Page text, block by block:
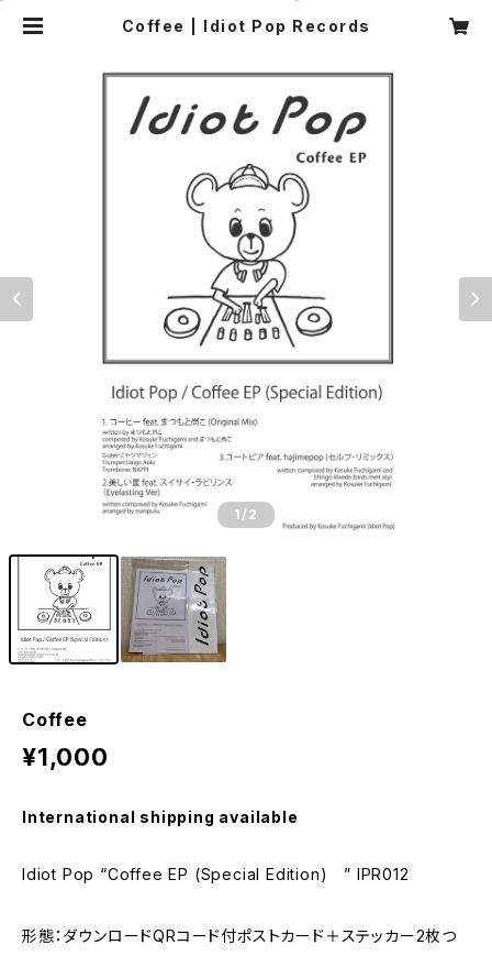
Coffee | Idiot Pop Records
1 /2
Coffee
¥1,000
International shipping available
Idiot Pop “Coffee EP (Special Edition) ” IPR012
形態：ダウンロードQRコード付ポストカード＋ステッカー2枚つ